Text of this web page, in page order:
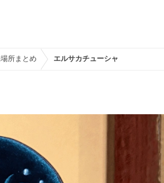
所まとめ エルサカチューシャ